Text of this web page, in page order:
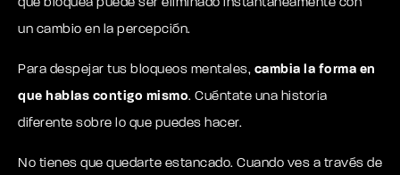
que bloquea puede ser eliminado instantáneamente con
un cambio en la percepción.
Para despejar tus bloqueos mentales, cambia la forma en
que hablas contigo mismo. Cuéntate una historia
diferente sobre lo que puedes hacer.
No tienes que quedarte estancado. Cuando ves a través de